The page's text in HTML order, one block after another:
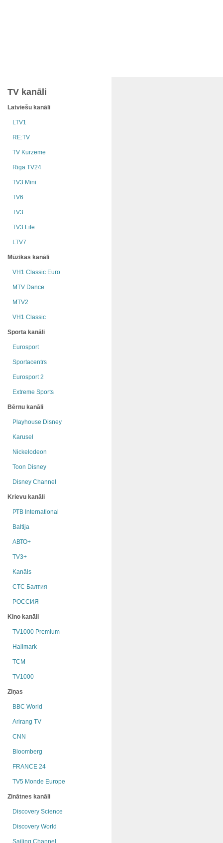
TV kanāli
Latviešu kanāli
LTV1
RE:TV
TV Kurzeme
Riga TV24
TV3 Mini
TV6
TV3
TV3 Life
LTV7
Mūzikas kanāli
VH1 Classic Euro
MTV Dance
MTV2
VH1 Classic
Sporta kanāli
Eurosport
Sportacentrs
Eurosport 2
Extreme Sports
Bērnu kanāli
Playhouse Disney
Karusel
Nickelodeon
Toon Disney
Disney Channel
Krievu kanāli
РТB International
Baltija
АВТО+
TV3+
Kanāls
СТС Балтия
РОССИЯ
Kino kanāli
TV1000 Premium
Hallmark
TCM
TV1000
Ziņas
BBC World
Arirang TV
CNN
Bloomberg
FRANCE 24
TV5 Monde Europe
Zinātnes kanāli
Discovery Science
Discovery World
Sailing Channel